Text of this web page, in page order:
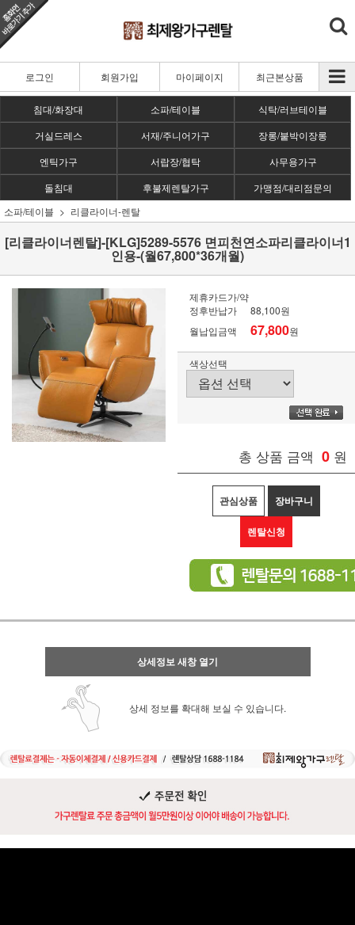
로그인 회원가입 마이페이지 최근본상품
침대/화장대 소파/테이블
식탁/러브테이블
거실드레스
서재/주니어가구
장롱/붙박이장롱
엔틱가구
서랍장/협탁
사무용가구
돌침대
후불제렌탈가구
가맹점/대리점문의
소파/테이블
리클라이너-렌탈
[리클라이너렌탈]-[KLG]5289-5576 면피천연소파리클라이너1
인용-(월67,800*36개월)
제휴카드가/약
정후반납가
88,100원
월납입금액
67,800원
색상선택
총 상품 금액 0 원
관심상품 장바구니
렌탈신청
상세정보 새창 열기
상세 정보를 확대해 보실 수 있습니다.